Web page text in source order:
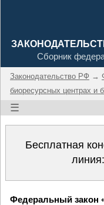
Сборник
Законодательство РФ →
биоресурсных центрах и
☰
Бесплатная
линия:
Федеральный закон